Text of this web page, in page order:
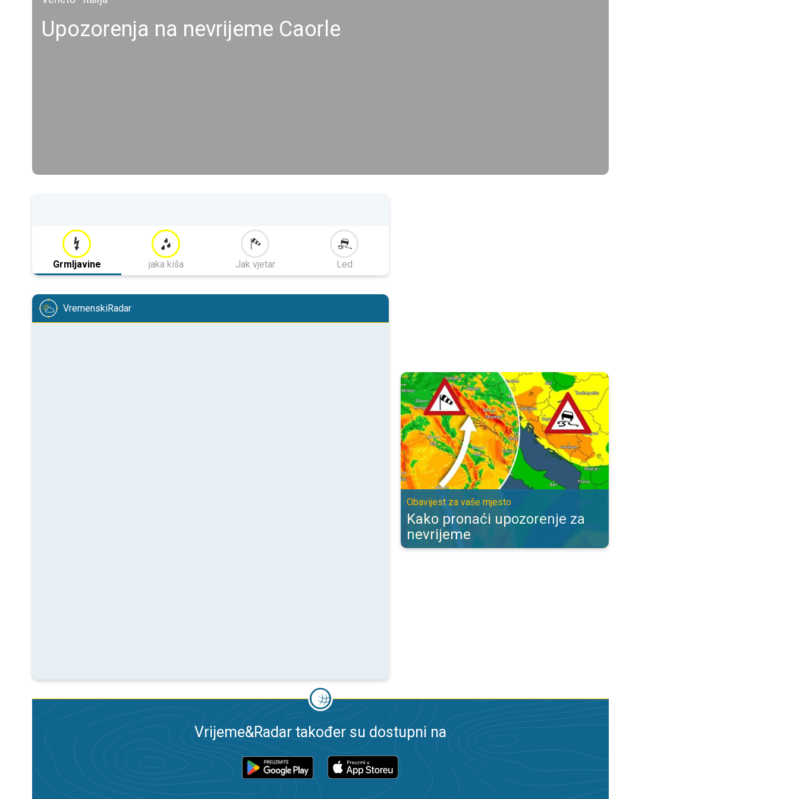
Upozorenja na nevrijeme Caorle
Grmljavine jaka kiša Jak vjetar Led
VremenskiRadar
Kako pronaći upozorenje za nevrijeme. Obavijest za vaše mjesto. . .
Obavijest za vaše mjesto
Kako pronaći upozorenje za
nevrijeme
Vrijeme&Radar također su dostupni na